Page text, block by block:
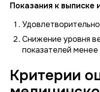
Показания к выписке
Снижение уровня
показателей менее
Критерии